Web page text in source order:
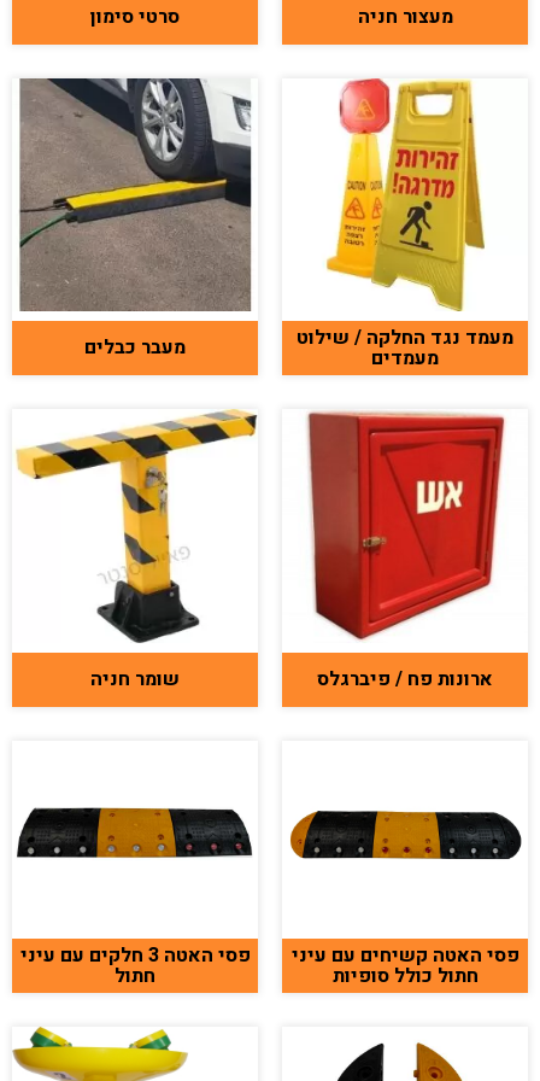
מעצור חניה סרטי סימון
מעמד נגד החלקה / שילוט
מעמדים מעבר כבלים
ארונות פח / פיברגלס שומר חניה
פסי האטה קשיחים עם עיני
חתול כולל סופיות
פסי האטה 3 חלקים עם עיני
חתול